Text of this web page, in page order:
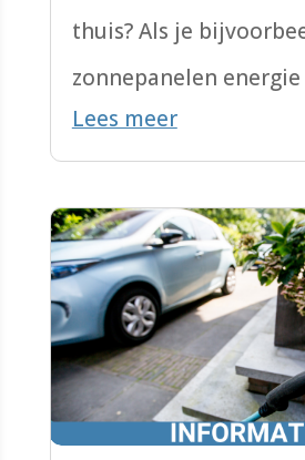
thuis? Als je
zonnepanelen energie
je die ook graag
Maar hoe?
Lees meer